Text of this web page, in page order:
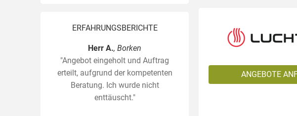
ERFAHRUNGSBERICHTE
Herr A., Borken
"Angebot eingeholt und Auftrag
erteilt, aufgrund der kompetenten
Beratung. Ich wurde nicht
enttäuscht."
ANGEBOTE